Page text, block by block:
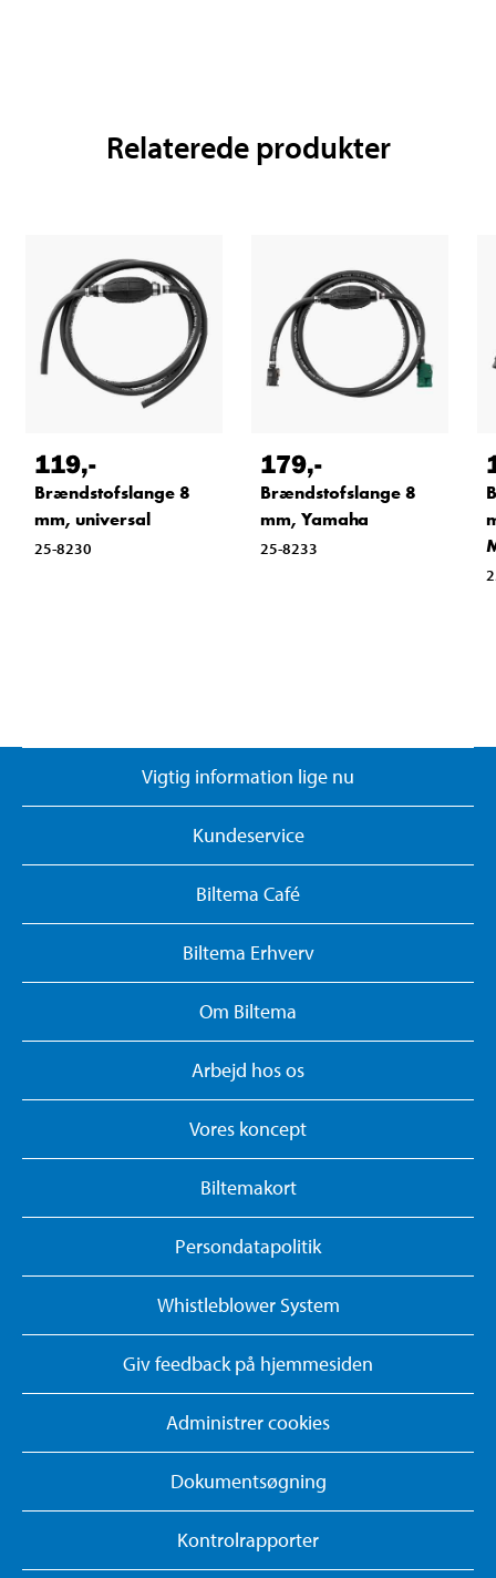
Relaterede produkter
119,-
Brændstofslange 8
mm, universal
25-8230
179,-
Brændstofslange 8
mm, Yamaha
25-8233
Vigtig information lige nu
Kundeservice
Biltema Café
Biltema Erhverv
Om Biltema
Arbejd hos os
Vores koncept
Biltemakort
Persondatapolitik
Whistleblower System
Giv feedback på hjemmesiden
Administrer cookies
Dokumentsøgning
Kontrolrapporter